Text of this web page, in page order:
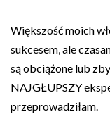
Większość moich
sukcesem, ale
są obciążone lub
NAJGŁUPSZY
przeprowadziłam.